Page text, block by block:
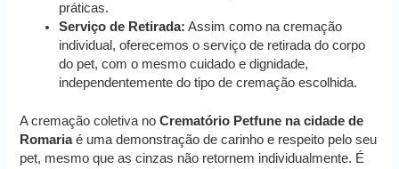
práticas.
Serviço de Retirada: Assim como na cremação
individual, oferecemos o serviço de retirada do corpo
do pet, com o mesmo cuidado e dignidade,
independentemente do tipo de cremação escolhida.
A cremação coletiva noCrematório Petfune na cidade de
Romariaé uma demonstração de carinho e respeito pelo seu
pet, mesmo que as cinzas não retornem individualmente. É